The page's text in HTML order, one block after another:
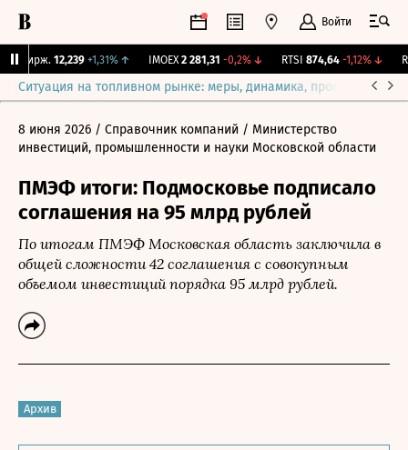
Войти
Бирж. 12,239 +1,31% ↑ IMOEX 2 281,31 -0,2%↓ RTSI 874,64 -1,12%↓
Ситуация на топливном рынке: меры, динамика, прогнозы
8 июня 2026 / Справочник компаний / Министерство
инвестиций, промышленности и науки Московской области
ПМЭФ итоги: Подмосковье подписало
соглашения на 95 млрд рублей
По итогам ПМЭФ Московская область заключила в
общей сложности 42 соглашения с совокупным
объемом инвестиций порядка 95 млрд рублей.
Архив